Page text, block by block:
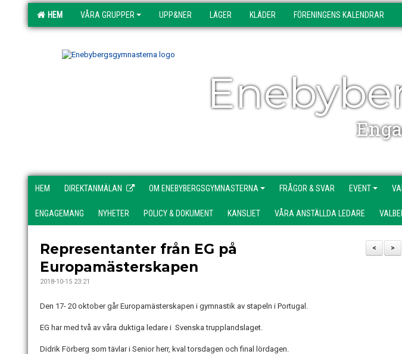
HEM VÅRA GRUPPER UPP&NER LÄGER KLÄDER FÖRENINGENS KALENDRAR
HEM DIREKTANMÄLAN OM ENEBYBERGSGYMNASTERNA FRÅGOR & SVAR EVENT
ENGAGEMANG NYHETER POLICY & DOKUMENT KANSLIET VÅRA ANSTÄLLDA LEDARE
>
<
Representanter från EG på
Europamästerskapen
2018-10-15 23:21
Den 17- 20 oktober går Europamästerskapen i gymnastik av stapeln i Portugal.
EG har med två av våra duktiga ledare i Svenska trupplandslaget.
Didrik Förberg som tävlar i Senior herr, kval torsdagen och final lördagen.